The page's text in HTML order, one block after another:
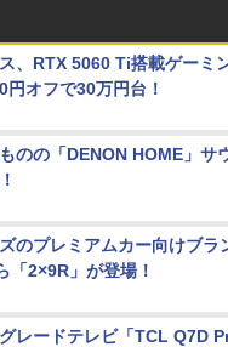
、RTX 5060 Ti搭載ゲーミ
円オフで30万円台！
のの「DENON HOME」サ
のプレミアムカー向けブラ
「2×9R」が登場！
レードテレビ「TCL Q7D